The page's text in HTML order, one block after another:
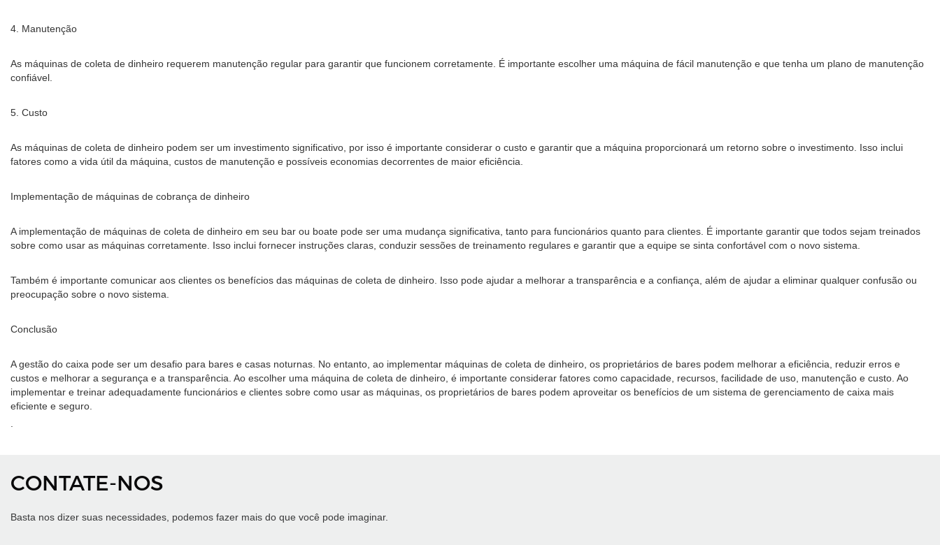
4. Manutenção
As máquinas de coleta de dinheiro requerem manutenção regular para garantir que funcionem corretamente. É importante escolher uma máquina de fácil manutenção e que tenha um plano de manutenção
confiável.
5. Custo
As máquinas de coleta de dinheiro podem ser um investimento significativo, por isso é importante considerar o custo e garantir que a máquina proporcionará um retorno sobre o investimento. Isso inclui
fatores como a vida útil da máquina, custos de manutenção e possíveis economias decorrentes de maior eficiência.
Implementação de máquinas de cobrança de dinheiro
A implementação de máquinas de coleta de dinheiro em seu bar ou boate pode ser uma mudança significativa, tanto para funcionários quanto para clientes. É importante garantir que todos sejam treinados
sobre como usar as máquinas corretamente. Isso inclui fornecer instruções claras, conduzir sessões de treinamento regulares e garantir que a equipe se sinta confortável com o novo sistema.
Também é importante comunicar aos clientes os benefícios das máquinas de coleta de dinheiro. Isso pode ajudar a melhorar a transparência e a confiança, além de ajudar a eliminar qualquer confusão ou
preocupação sobre o novo sistema.
Conclusão
A gestão do caixa pode ser um desafio para bares e casas noturnas. No entanto, ao implementar máquinas de coleta de dinheiro, os proprietários de bares podem melhorar a eficiência, reduzir erros e
custos e melhorar a segurança e a transparência. Ao escolher uma máquina de coleta de dinheiro, é importante considerar fatores como capacidade, recursos, facilidade de uso, manutenção e custo. Ao
implementar e treinar adequadamente funcionários e clientes sobre como usar as máquinas, os proprietários de bares podem aproveitar os benefícios de um sistema de gerenciamento de caixa mais
eficiente e seguro.
CONTATE-NOS
Basta nos dizer suas necessidades, podemos fazer mais do que você pode imaginar.